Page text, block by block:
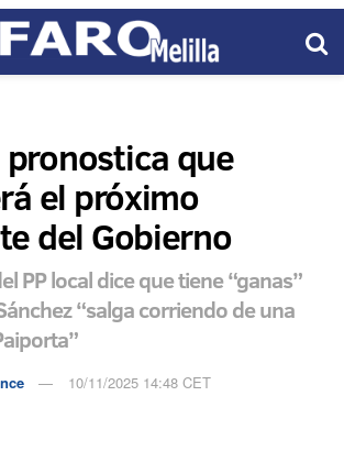
que
el próximo
del Gobierno
PP local dice que tiene “ganas”
“salga corriendo de una
10/11/2025 14:48 CET